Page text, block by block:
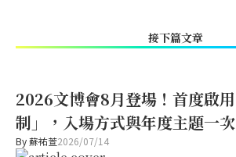
接下篇文章
2026文博會8月登場！首度啟
制」，入場方式與年度主題一
By蘇祐萱2026/07/14